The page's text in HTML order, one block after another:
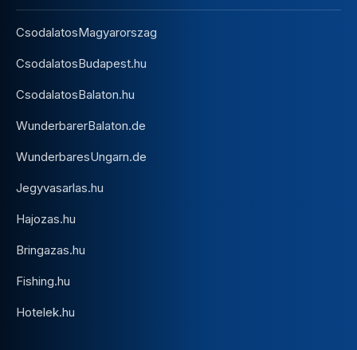
CsodalatosMagyarorszag
CsodalatosBudapest.hu
CsodalatosBalaton.hu
WunderbarerBalaton.de
WunderbaresUngarn.de
Jegyvasarlas.hu
Hajozas.hu
Bringazas.hu
Fishing.hu
Hotelek.hu